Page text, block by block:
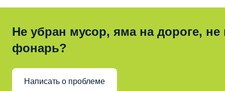
Не убран мусор, яма на дороге, не
фонарь?
Написать о проблеме